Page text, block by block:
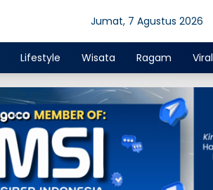
Jumat, 7 Agustus 2026
Lifestyle Wisata Ragam Viral